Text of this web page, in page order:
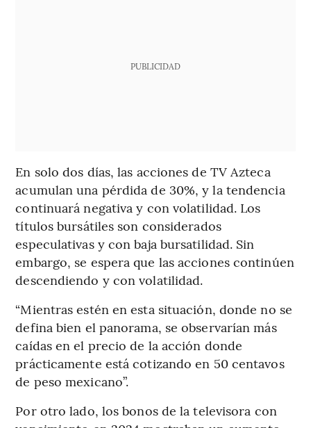
PUBLICIDAD
En solo dos días, las acciones de TV Azteca
acumulan una pérdida de 30%, y la tendencia
continuará negativa y con volatilidad. Los
títulos bursátiles son considerados
especulativas y con baja bursatilidad. Sin
embargo, se espera que las acciones continúen
descendiendo y con volatilidad.
“Mientras estén en esta situación, donde no se
defina bien el panorama, se observarían más
caídas en el precio de la acción donde
prácticamente está cotizando en 50 centavos
de peso mexicano”.
Por otro lado, los bonos de la televisora con